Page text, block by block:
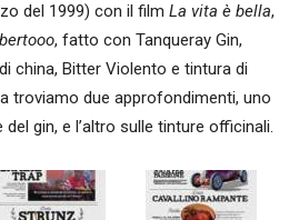
del 1999) con il film La vita è bella,
, fatto con Tanqueray Gin,
china, Bitter Violento e tintura di
troviamo due approfondimenti, uno
gin, e l’altro sulle tinture officinali.